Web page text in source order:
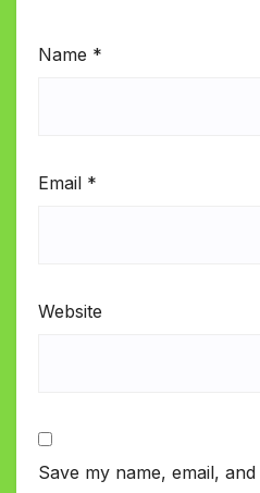
Name *
Email *
Website
Save my name, email,